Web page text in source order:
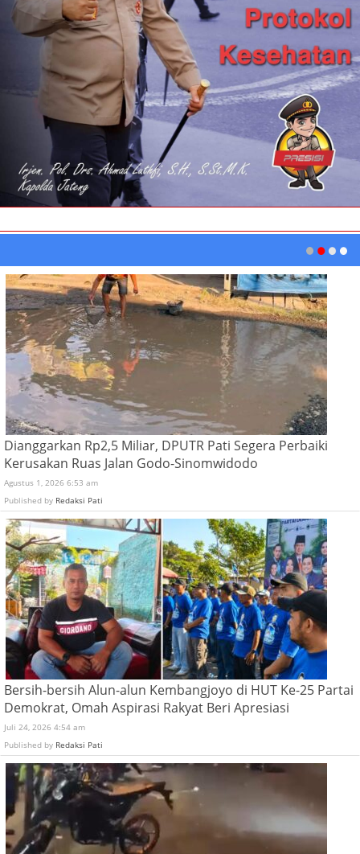
Dianggarkan Rp2,5 Miliar, DPUTR Pati Segera Perbaiki
Kerusakan Ruas Jalan Godo-Sinomwidodo
Agustus 1, 2026 6:53 am
Published by Redaksi Pati
Bersih-bersih Alun-alun Kembangjoyo di HUT Ke-25 Partai
Demokrat, Omah Aspirasi Rakyat Beri Apresiasi
Juli 24, 2026 4:54 am
Published by Redaksi Pati